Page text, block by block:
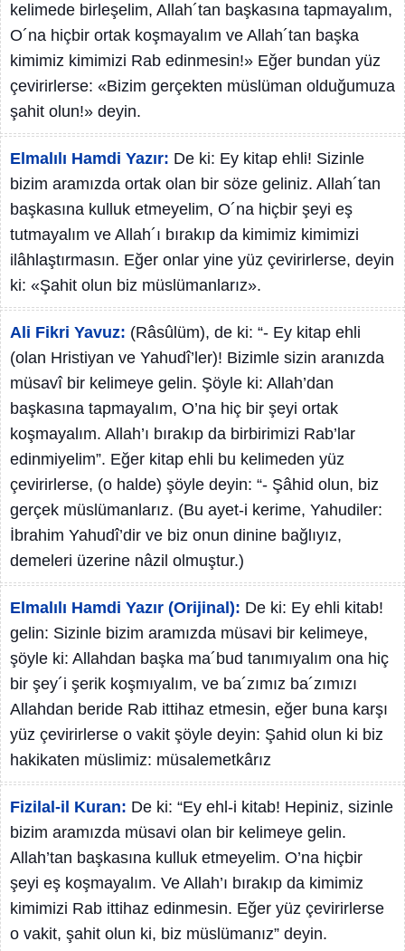
kelimede birleşelim, Allah´tan başkasına tapmayalım,
O´na hiçbir ortak koşmayalım ve Allah´tan başka
kimimiz kimimizi Rab edinmesin!» Eğer bundan yüz
çevirirlerse: «Bizim gerçekten müslüman olduğumuza
şahit olun!» deyin.
Elmalılı Hamdi Yazır: De ki: Ey kitap ehli! Sizinle
bizim aramızda ortak olan bir söze geliniz. Allah´tan
başkasına kulluk etmeyelim, O´na hiçbir şeyi eş
tutmayalım ve Allah´ı bırakıp da kimimiz kimimizi
ilâhlaştırmasın. Eğer onlar yine yüz çevirirlerse, deyin
ki: «Şahit olun biz müslümanlarız».
Ali Fikri Yavuz: (Râsûlüm), de ki: “- Ey kitap ehli
(olan Hristiyan ve Yahudî’ler)! Bizimle sizin aranızda
müsavî bir kelimeye gelin. Şöyle ki: Allah’dan
başkasına tapmayalım, O’na hiç bir şeyi ortak
koşmayalım. Allah’ı bırakıp da birbirimizi Rab’lar
edinmiyelim”. Eğer kitap ehli bu kelimeden yüz
çevirirlerse, (o halde) şöyle deyin: “- Şâhid olun, biz
gerçek müslümanlarız. (Bu ayet-i kerime, Yahudiler:
İbrahim Yahudî’dir ve biz onun dinine bağlıyız,
demeleri üzerine nâzil olmuştur.)
Elmalılı Hamdi Yazır (Orijinal): De ki: Ey ehli kitab!
gelin: Sizinle bizim aramızda müsavi bir kelimeye,
şöyle ki: Allahdan başka ma´bud tanımıyalım ona hiç
bir şey´i şerik koşmıyalım, ve ba´zımız ba´zımızı
Allahdan beride Rab ittihaz etmesin, eğer buna karşı
yüz çevirirlerse o vakit şöyle deyin: Şahid olun ki biz
hakikaten müslimiz: müsalemetkârız
Fizilal-il Kuran: De ki: “Ey ehl-i kitab! Hepiniz, sizinle
bizim aramızda müsavi olan bir kelimeye gelin.
Allah’tan başkasına kulluk etmeyelim. O’na hiçbir
şeyi eş koşmayalım. Ve Allah’ı bırakıp da kimimiz
kimimizi Rab ittihaz edinmesin. Eğer yüz çevirirlerse
o vakit, şahit olun ki, biz müslümanız” deyin.